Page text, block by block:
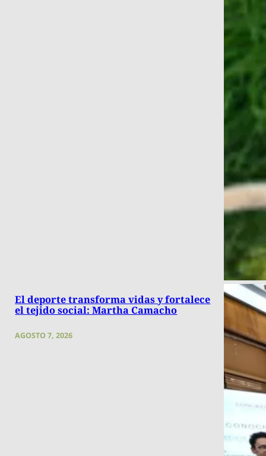
El deporte transforma vidas y fortalece
el tejido social: Martha Camacho
AGOSTO 7, 2026